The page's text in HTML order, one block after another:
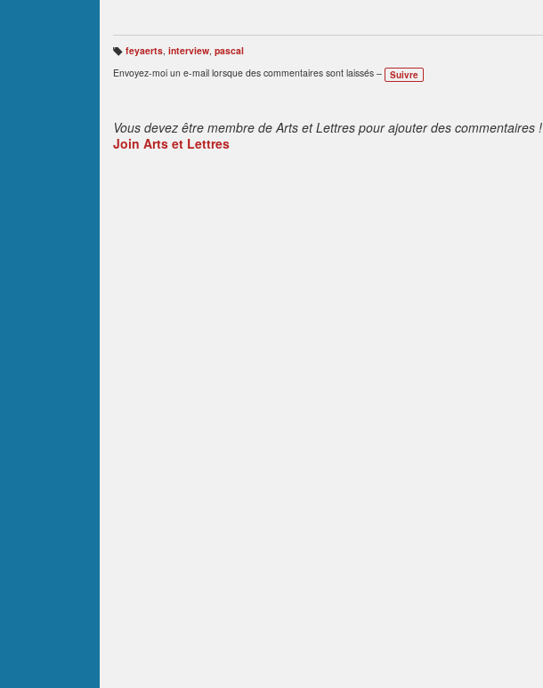
B
ali
s
feyaerts, interview, pascal
Envoyez-moi un e-mail lorsque des commentaires sont laissés –
Suivre
Vous devez être membre de Arts et Lettres pour ajouter des commentaires !
Join Arts et Lettres